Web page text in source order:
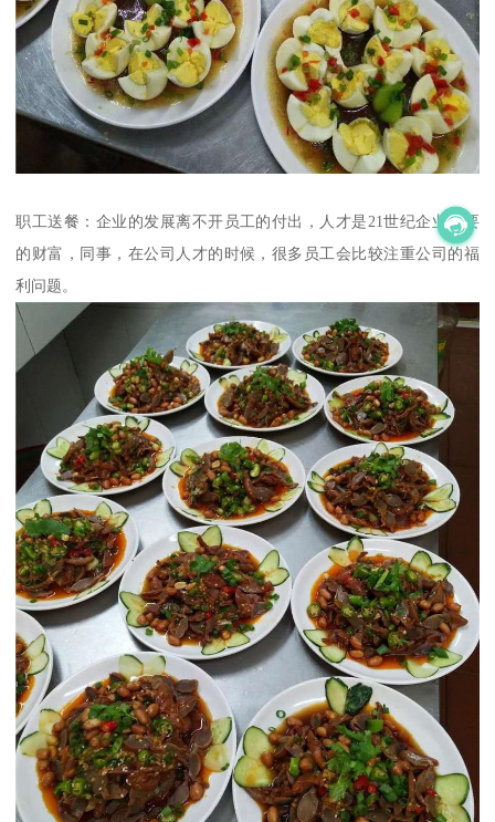
职工送餐：企业的发展离不开员工的付出，人才是21世纪企业重要
的财富，同事，在公司人才的时候，很多员工会比较注重公司的福
利问题。